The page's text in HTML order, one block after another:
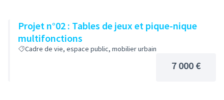
Projet n°02 : Tables de jeux et pique-nique
multifonctions
Cadre de vie, espace public, mobilier urbain
7 000 €